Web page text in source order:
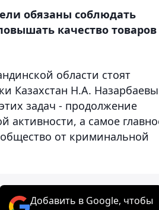
обязаны соблюдать
качество
области стоят
Казахстан Н.А.
задач - продолжение
активности, а самое
от криминальной
Добавить в Google, чтобы